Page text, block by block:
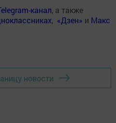
канал, а также
, «Дзен» и Макс
новости